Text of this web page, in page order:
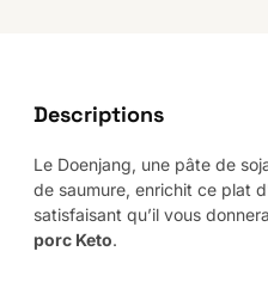
Descriptions
Le Doenjang, une pâte de
de saumure, enrichit ce plat
satisfaisant qu’il vous
porc Keto.